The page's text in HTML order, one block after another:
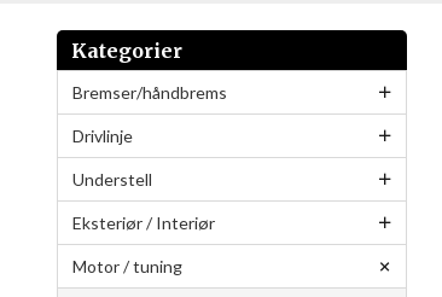
Kategorier
Bremser/håndbrems
Drivlinje
Understell
Eksteriør / Interiør
Motor / tuning